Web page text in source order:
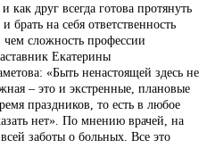
друг всегда готова протянуть
брать на себя ответственность
сложность профессии
Екатерины
«Быть ненастоящей здесь не
– это и экстренные, плановые
праздников, то есть в любое
нет». По мнению врачей, на
заботы о больных. Все это